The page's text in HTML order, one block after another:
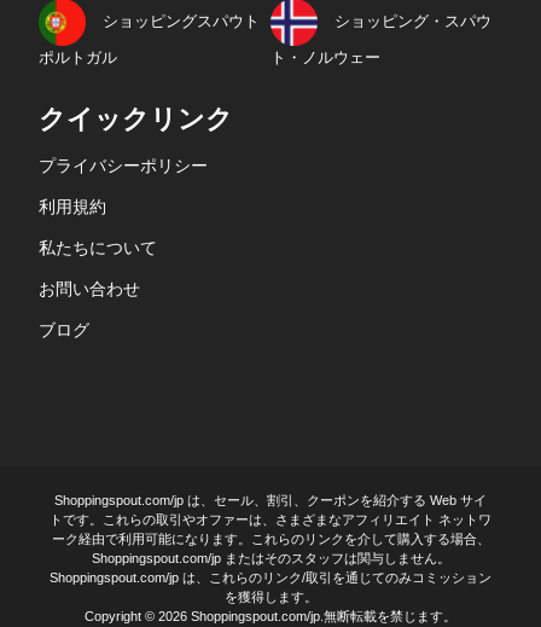
ショッピングスパウト
ポルトガル
ショッピング・スパウ
ト・ノルウェー
クイックリンク
プライバシーポリシー
利用規約
私たちについて
お問い合わせ
ブログ
Shoppingspout.com/jp は、セール、割引、クーポンを紹介する Web サイ
トです。これらの取引やオファーは、さまざまなアフィリエイト ネットワ
ーク経由で利用可能になります。これらのリンクを介して購入する場合、
Shoppingspout.com/jp またはそのスタッフは関与しません。
Shoppingspout.com/jp は、これらのリンク/取引を通じてのみコミッション
を獲得します。
Copyright © 2026 Shoppingspout.com/jp.無断転載を禁じます。